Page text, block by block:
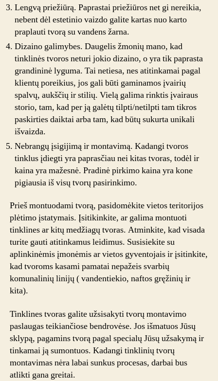
Lengvą priežiūrą. Paprastai priežiūros net gi nereikia,
nebent dėl estetinio vaizdo galite kartas nuo karto
praplauti tvorą su vandens žarna.
Dizaino galimybes. Daugelis žmonių mano, kad
tinklinės tvoros neturi jokio dizaino, o yra tik paprasta
grandininė lyguma. Tai netiesa, nes atitinkamai pagal
klientų poreikius, jos gali būti gaminamos įvairių
spalvų, aukščių ir stilių. Vielą galima rinktis įvairaus
storio, tam, kad per ją galėtų tilpti/netilpti tam tikros
paskirties daiktai arba tam, kad būtų sukurta unikali
išvaizda.
Nebrangų įsigijimą ir montavimą. Kadangi tvoros
tinklus įdiegti yra paprasčiau nei kitas tvoras, todėl ir
kaina yra mažesnė. Pradinė pirkimo kaina yra kone
pigiausia iš visų tvorų pasirinkimo.
Prieš montuodami tvorą, pasidomėkite vietos teritorijos
plėtimo įstatymais. Įsitikinkite, ar galima montuoti
tinklines ar kitų medžiagų tvoras. Atminkite, kad visada
turite gauti atitinkamus leidimus. Susisiekite su
aplinkinėmis įmonėmis ar vietos gyventojais ir įsitinkite,
kad tvoroms kasami pamatai nepažeis svarbių
komunalinių linijų ( vandentiekio, naftos gręžinių ir
kita).
Tinklines tvoras galite užsisakyti tvorų montavimo
paslaugas teikiančiose bendrovėse. Jos išmatuos Jūsų
sklypą, pagamins tvorą pagal specialų Jūsų užsakymą ir
tinkamai ją sumontuos. Kadangi tinklinių tvorų
montavimas nėra labai sunkus procesas, darbai bus
atlikti gana greitai.